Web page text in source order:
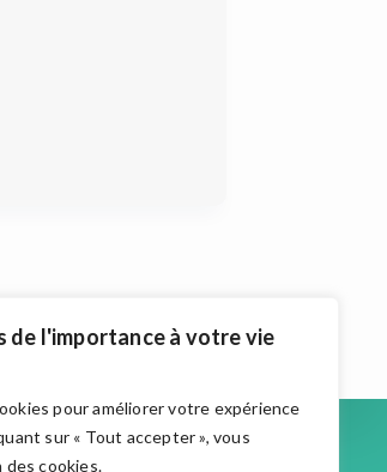
de l'importance à votre vie
pour améliorer votre expérience
sur « Tout accepter », vous
cookies.
Accueil
Actualités